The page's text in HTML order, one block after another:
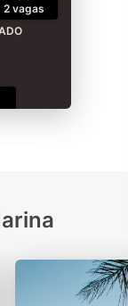
2 vagas